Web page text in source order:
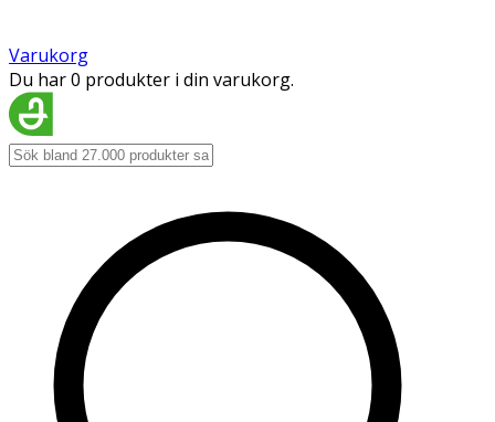
Varukorg
Du har 0 produkter i din varukorg.